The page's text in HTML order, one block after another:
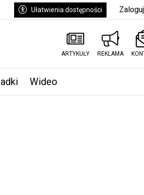
Ułatwienia dostępności
ARTYKUŁY REKLAMA
Wideo